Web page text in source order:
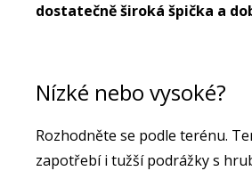
dostatečně široká špička a
Nízké nebo vysoké?
Rozhodněte se podle terénu.
zapotřebí i tužší podrážky s